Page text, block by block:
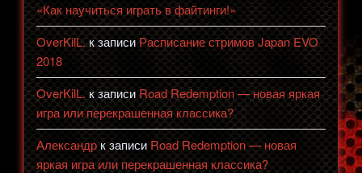
«Как научиться играть в файтинги!»
OverKilL.к записиРасписание стримов Japan EVO
2018
OverKilL.к записиRoad Redemption — новая яркая
игра или перекрашенная классика?
Александрк записи Road Redemption — новая
яркая игра или перекрашенная классика?